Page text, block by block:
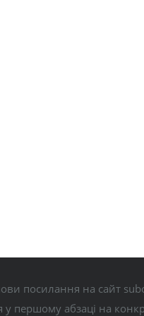
посилання на сайт
першому абзаці на